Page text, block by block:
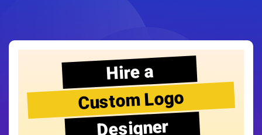
Hire a
Custom Logo
Designer